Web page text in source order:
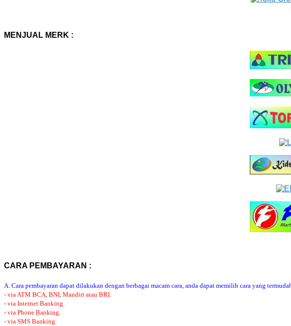
MENJUAL MERK :
CARA PEMBAYARAN :
A. Cara pembayaran dapat dilakukan dengan berbagai macam cara, anda dapat memilih cara yang
- via ATM BCA, BNI, Mandiri atau BRI.
- via Internet Banking.
- via Phone Banking.
- via SMS Banking.